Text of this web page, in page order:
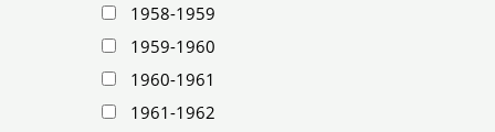
1958-1959
1959-1960
1960-1961
1961-1962